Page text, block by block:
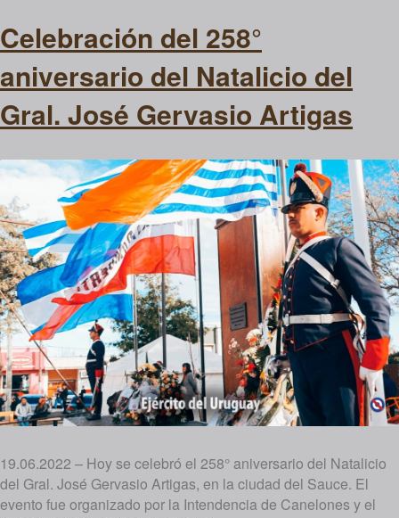
Celebración del 258°
aniversario del Natalicio del
Gral. José Gervasio Artigas
19.06.2022 – Hoy se celebró el 258° aniversario del Natalicio
del Gral. José Gervasio Artigas, en la ciudad del Sauce. El
evento fue organizado por la Intendencia de Canelones y el